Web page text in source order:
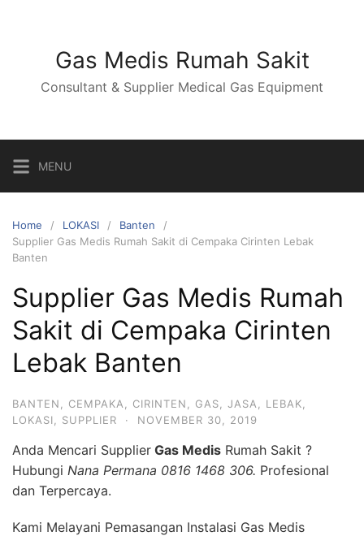
Gas Medis Rumah Sakit
Consultant & Supplier Medical Gas Equipment
MENU
Home LOKASI
Banten
Supplier Gas Medis Rumah Sakit di Cempaka Cirinten Lebak
Banten
Supplier Gas Medis Rumah
Sakit di Cempaka Cirinten
Lebak Banten
BANTEN CEMPAKA CIRINTEN GAS JASA LEBAK
LOKASI
SUPPLIER · NOVEMBER 30, 2019
Anda Mencari Supplier Gas Medis Rumah Sakit ?
Hubungi Nana Permana 0816 1468 306. Profesional
dan Terpercaya.
Kami Melayani Pemasangan Instalasi Gas Medis